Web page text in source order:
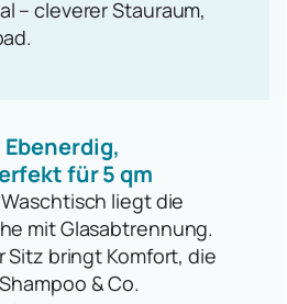
– cleverer Stauraum,
für 5 qm
liegt die
mit Glasabtrennung.
Sitz bringt Komfort, die
& Co.